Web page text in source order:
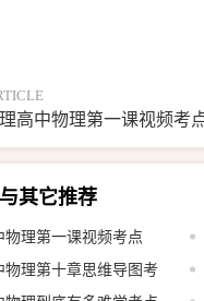
高中物理第一课视频考
其它推荐
物理第一课视频考点
物理第十章思维导图考